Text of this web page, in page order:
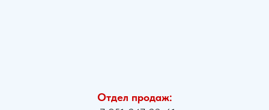
Отдел продаж: